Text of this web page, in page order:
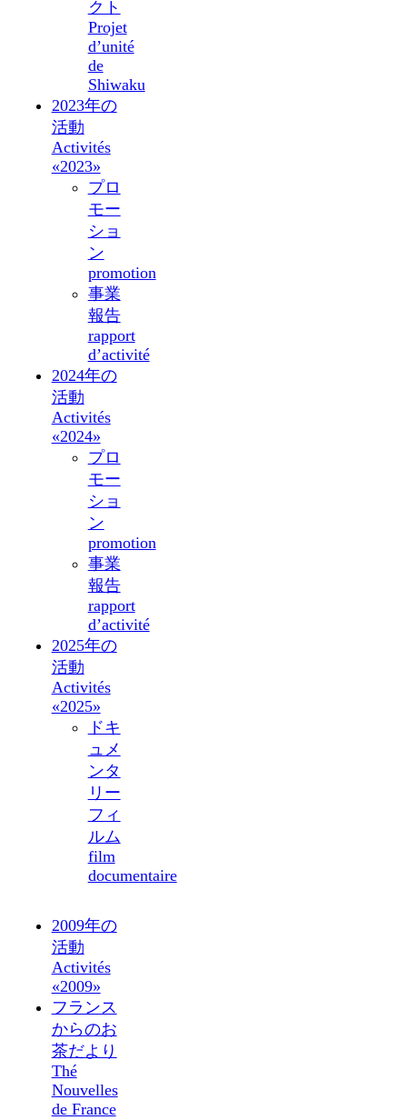
クト
Projet
d’unité
de
Shiwaku
2023年の
活動
Activités
«2023»
プロ
モー
ショ
ン
promotion
事業
報告
rapport
d’activité
2024年の
活動
Activités
«2024»
プロ
モー
ショ
ン
promotion
事業
報告
rapport
d’activité
2025年の
活動
Activités
«2025»
ドキ
ュメ
ンタ
リー
フィ
ルム
film
documentaire
2009年の
活動
Activités
«2009»
フランス
からのお
茶だより
Thé
Nouvelles
de France